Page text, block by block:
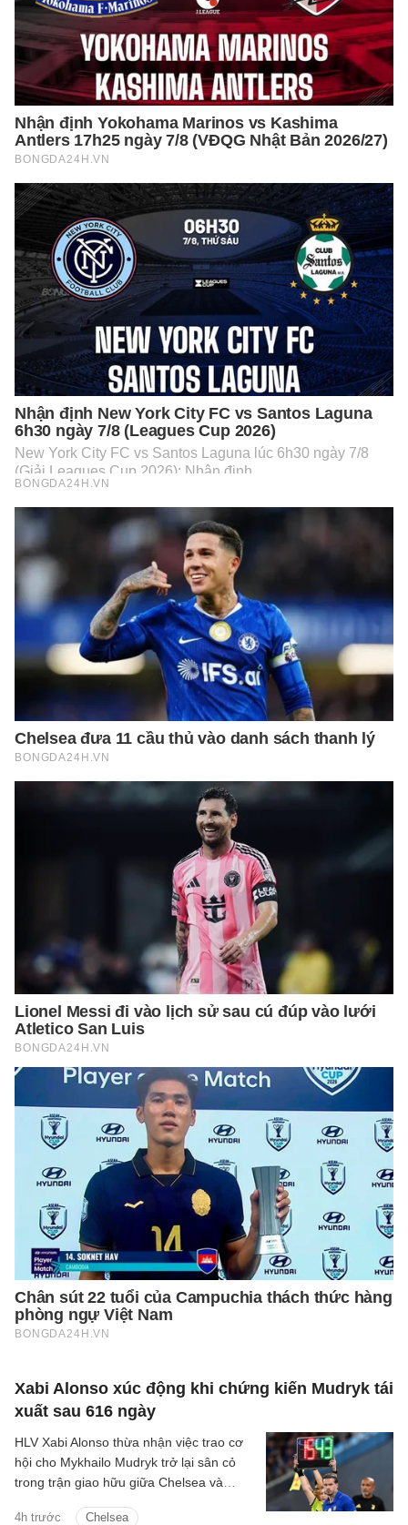
Xabi Alonso xúc động khi chứng kiến Mudryk tái
xuất sau 616 ngày
4h trước Chelsea
HLV Xabi Alonso thừa nhận việc trao cơ
hội cho Mykhailo Mudryk trở lại sân cỏ
trong trận giao hữu giữa Chelsea và